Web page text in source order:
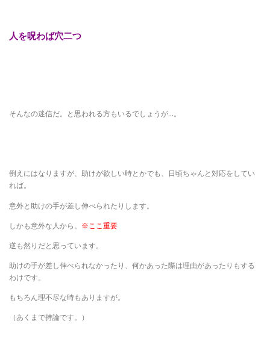
人を呪わば穴二つ
そんなの迷信だ。と思われる方もいるでしょうが…。
例えにはなりますが、助けが欲しい時とかでも、日頃ちゃんと対応をしてい
れば。
意外と助けの手が差し伸べられたりします。
しかも意外な人から。 ※ここ重要
逆も然りだと思っています。
助けの手が差し伸べられなかったり、何かあった際は理由があったりもする
わけです。
もちろん理不尽な時もありますが。
（あくまで持論です。）